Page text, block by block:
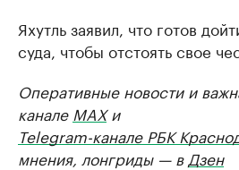
Яхутль заявил, что готов
суда, чтобы отстоять свое
Оперативные новости и
канале MAXи
Telegram-канале РБК
мнения, лонгриды — в Дзен